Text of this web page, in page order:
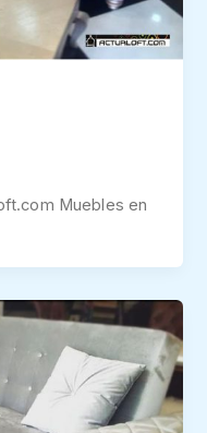
Muebles en